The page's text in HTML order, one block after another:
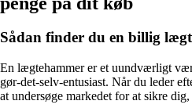
Sådan finder du en billig
En lægtehammer er et uundværligt
gør-det-selv-entusiast. Når du leder
at undersøge markedet for at sikre